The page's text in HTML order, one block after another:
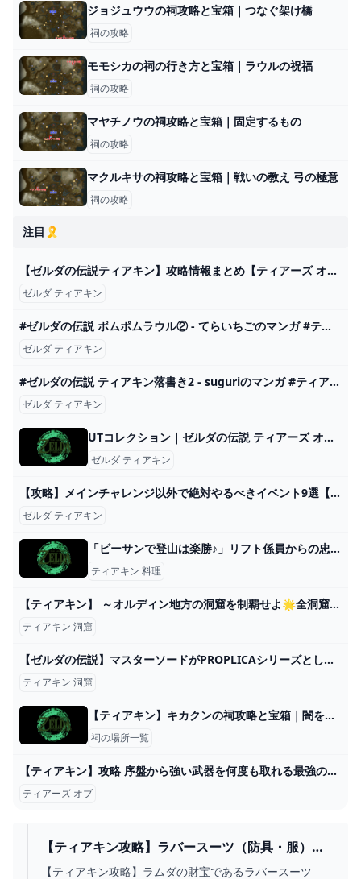
ジョジュウウの祠攻略と宝箱｜つなぐ架け橋
祠の攻略
モモシカの祠の行き方と宝箱｜ラウルの祝福
祠の攻略
マヤチノウの祠攻略と宝箱｜固定するもの
祠の攻略
マクルキサの祠攻略と宝箱｜戦いの教え 弓の極意
祠の攻略
注目🎗️
【ゼルダの伝説ティアキン】攻略情報まとめ【ティアーズ オブ ザ キングダム】 ゲーム・エンタメ最新情報のファミ通.com
ゼルダ ティアキン
#ゼルダの伝説 ポムポムラウル② - てらいちごのマンガ #ティアーズオブザキングダム #地雷発言 #ポムポムプリン - pixiv
ゼルダ ティアキン
#ゼルダの伝説 ティアキン落書き2 - suguriのマンガ #ティアーズオブザキングダム #リンゼル - pixiv
ゼルダ ティアキン
UTコレクション｜ゼルダの伝説 ティアーズ オブ ザ キングダム｜MEN（メンズ）
ゼルダ ティアキン
【攻略】メインチャレンジ以外で絶対やるべきイベント9選【ゼルダの伝説ティアーズオブザキングダム/ティアキン】【ゆっくり解説】 - YouTube
ゼルダ ティアキン
「ビーサンで登山は楽勝♪」リフト係員からの忠告を無視した20代男性の末路…2011年岩手山遭難事故【地形図とアニメで解説】
ティアキン 料理
【ティアキン】 ～オルディン地方の洞窟を制覇せよ🌟全洞窟発見目指す配信～ #67 【ゼルダの伝説ティアーズオブザキングダム】【TotK】 - YouTube
ティアキン 洞窟
【ゼルダの伝説】マスターソードがPROPLICAシリーズとして発売決定。全長105センチの大スケール - YouTube
ティアキン 洞窟
【ティアキン】キカクンの祠攻略と宝箱｜闇を照らすもの【ゼルダの伝説ティアーズオブザキングダム】
祠の場所一覧
【ティアキン】攻略 序盤から強い武器を何度も取れる最強の無限ループ裏技【ゼルダの伝説 ティアーズ オブ ザ キングダム】 - YouTube
ティアーズ オブ
【ティアキン攻略】ラバースーツ（防具・服）の
場所と取り方｜ラムダの財宝・草笛の丘の洞窟
【ティアキン攻略】ラムダの財宝であるラバースーツ